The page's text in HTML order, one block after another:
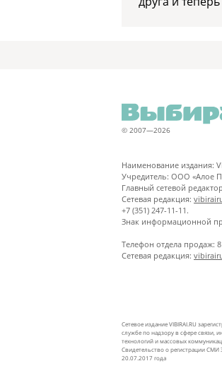
© 2007—2026
Наименование издания:
Учредитель: ООО «Алое
Главный сетевой
Сетевая редакция:
+7 (351) 247-11-11.
Знак информационной
Телефон отдела продаж: 8
Сетевая редакция:
Сетевое издание VIBIRAI.RU
службе по надзору в сфере связи,
технологий и массовых
Свидетельство о регистрации
20.07.2017 года